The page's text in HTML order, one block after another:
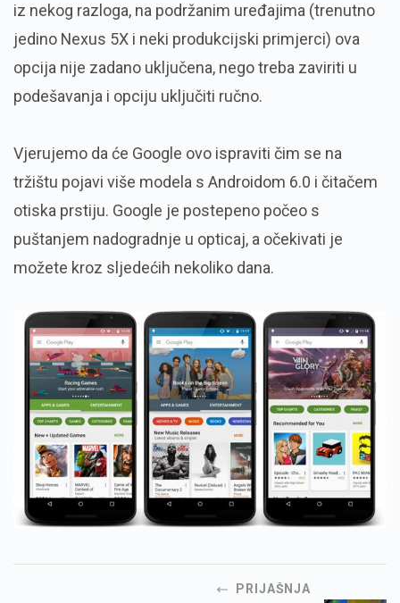
iz nekog razloga, na podržanim uređajima (trenutno
jedino Nexus 5X i neki produkcijski primjerci) ova
opcija nije zadano uključena, nego treba zaviriti u
podešavanja i opciju uključiti ručno.
Vjerujemo da će Google ovo ispraviti čim se na
tržištu pojavi više modela s Androidom 6.0 i čitačem
otiska prstiju. Google je postepeno počeo s
puštanjem nadogradnje u opticaj, a očekivati je
možete kroz sljedećih nekoliko dana.
PRIJAŠNJA